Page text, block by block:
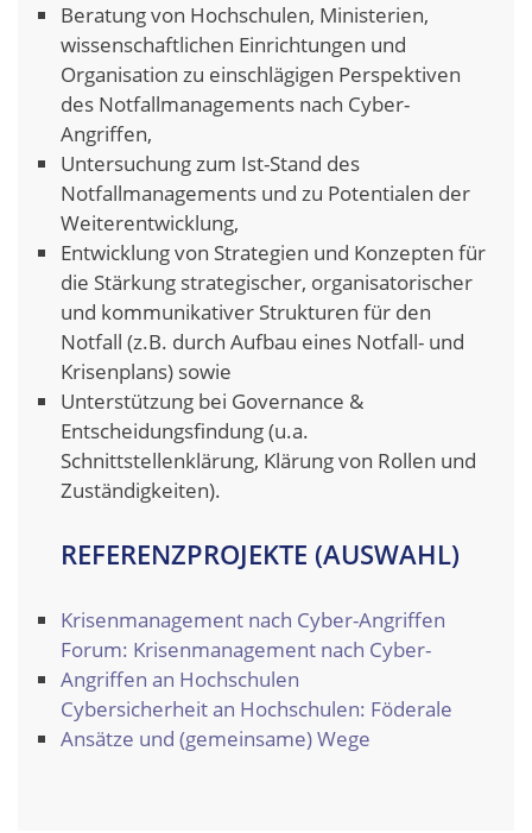
Beratung von Hochschulen, Ministerien,
wissenschaftlichen Einrichtungen und
Organisation zu einschlägigen Perspektiven
des Notfallmanagements nach Cyber-
Angriffen,
Untersuchung zum Ist-Stand des
Notfallmanagements und zu Potentialen der
Weiterentwicklung,
Entwicklung von Strategien und Konzepten für
die Stärkung strategischer, organisatorischer
und kommunikativer Strukturen für den
Notfall (z.B. durch Aufbau eines Notfall- und
Krisenplans) sowie
Unterstützung bei Governance &
Entscheidungsfindung (u.a.
Schnittstellenklärung, Klärung von Rollen und
Zuständigkeiten).
REFERENZPROJEKTE (AUSWAHL)
Krisenmanagement nach Cyber-Angriffen
Forum: Krisenmanagement nach Cyber-
Angriffen an Hochschulen
Cybersicherheit an Hochschulen: Föderale
Ansätze und (gemeinsame) Wege